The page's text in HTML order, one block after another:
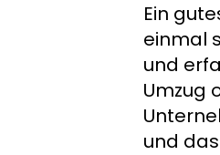
Ein
einmal
und
Umzug
und